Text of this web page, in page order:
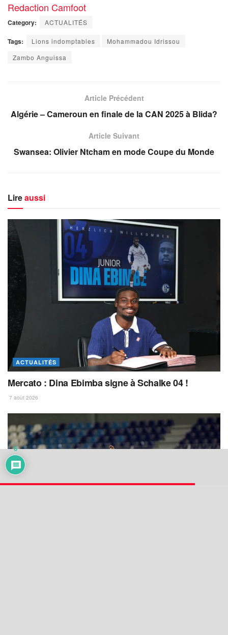
Redaction Camfoot
Category: ACTUALITÉS
Tags: Lions indomptables
Mohammadou Idrissou
Zambo Anguissa
Article Précédent
Algérie – Cameroun en finale de la CAN 2025 à Blida?
Article Suivant
Swansea: Olivier Ntcham en mode Coupe du Monde
Lireaussi
ACTUALITÉS
Mercato : Dina Ebimba signe à Schalke 04 !
7 août 2026
6